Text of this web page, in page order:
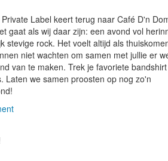
Label keert terug naar Café D'n
gaat als wij daar zijn: een avond vol
stevige rock. Het voelt altijd als
niet wachten om samen met jullie er
van te maken. Trek je favoriete
Laten we samen proosten op nog zo'n